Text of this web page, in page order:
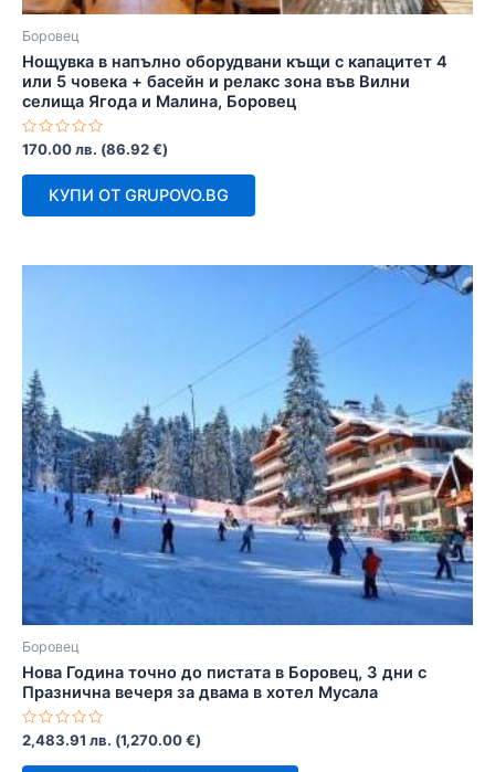
Боровец
Нощувка в напълно оборудвани къщи с капацитет 4
или 5 човека + басейн и релакс зона във Вилни
селища Ягода и Малина, Боровец
Оценено
0
170.00лв. (86.92€)
КУПИ ОТ GRUPOVO.BG
Боровец
Нова Година точно до пистата в Боровец, 3 дни с
Празнична вечеря за двама в хотел Мусала
Оценено
с
0
2,483.91 лв. (1,270.00€)